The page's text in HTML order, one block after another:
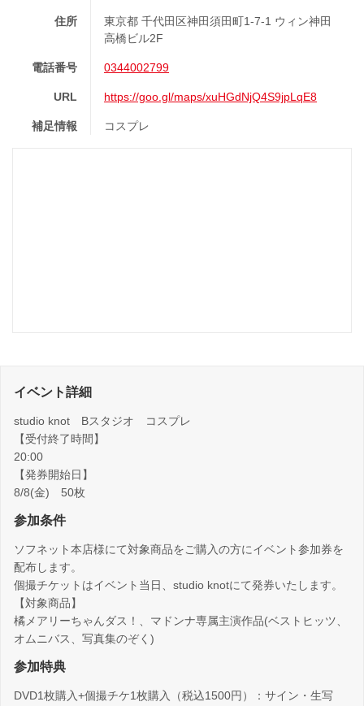
住所
東京都 千代田区神田須田町1-7-1 ウィン神田
高橋ビル2F
電話番号 0344002799
URL https://goo.gl/maps/xuHGdNjQ4S9jpLqE8
補足情報 コスプレ
イベント詳細
studio knot Bスタジオ コスプレ
【受付終了時間】
20:00
【発券開始日】
8/8(金) 50枚
参加条件
ソフネット本店様にて対象商品をご購入の方にイベント参加券を
配布します。
個撮チケットはイベント当日、studio knotにて発券いたします。
【対象商品】
橘メアリーちゃんダス！、マドンナ専属主演作品(ベストヒッツ、
オムニバス、写真集のぞく)
参加特典
DVD1枚購入+個撮チケ1枚購入（税込1500円）：サイン・生写